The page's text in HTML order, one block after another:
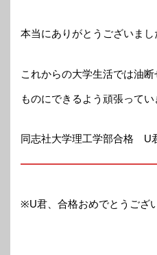
本当にありがとうございまし
これからの大学生活では油
ものにできるよう頑張ってい
同志社大学理工学部合格 U
※U君、合格おめでとうござ